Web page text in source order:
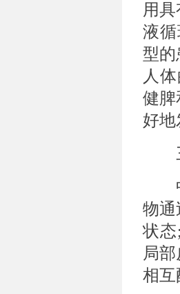
用
液
型的
人
健脾
好地
三
中
物通
状
局
相互